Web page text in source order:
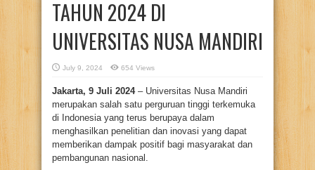
TAHUN 2024 DI
UNIVERSITAS NUSA MANDIRI
July 9, 2024 654 Views
Jakarta, 9 Juli 2024– Universitas Nusa Mandiri
merupakan salah satu perguruan tinggi terkemuka
di Indonesia yang terus berupaya dalam
menghasilkan penelitian dan inovasi yang dapat
memberikan dampak positif bagi masyarakat dan
pembangunan nasional.